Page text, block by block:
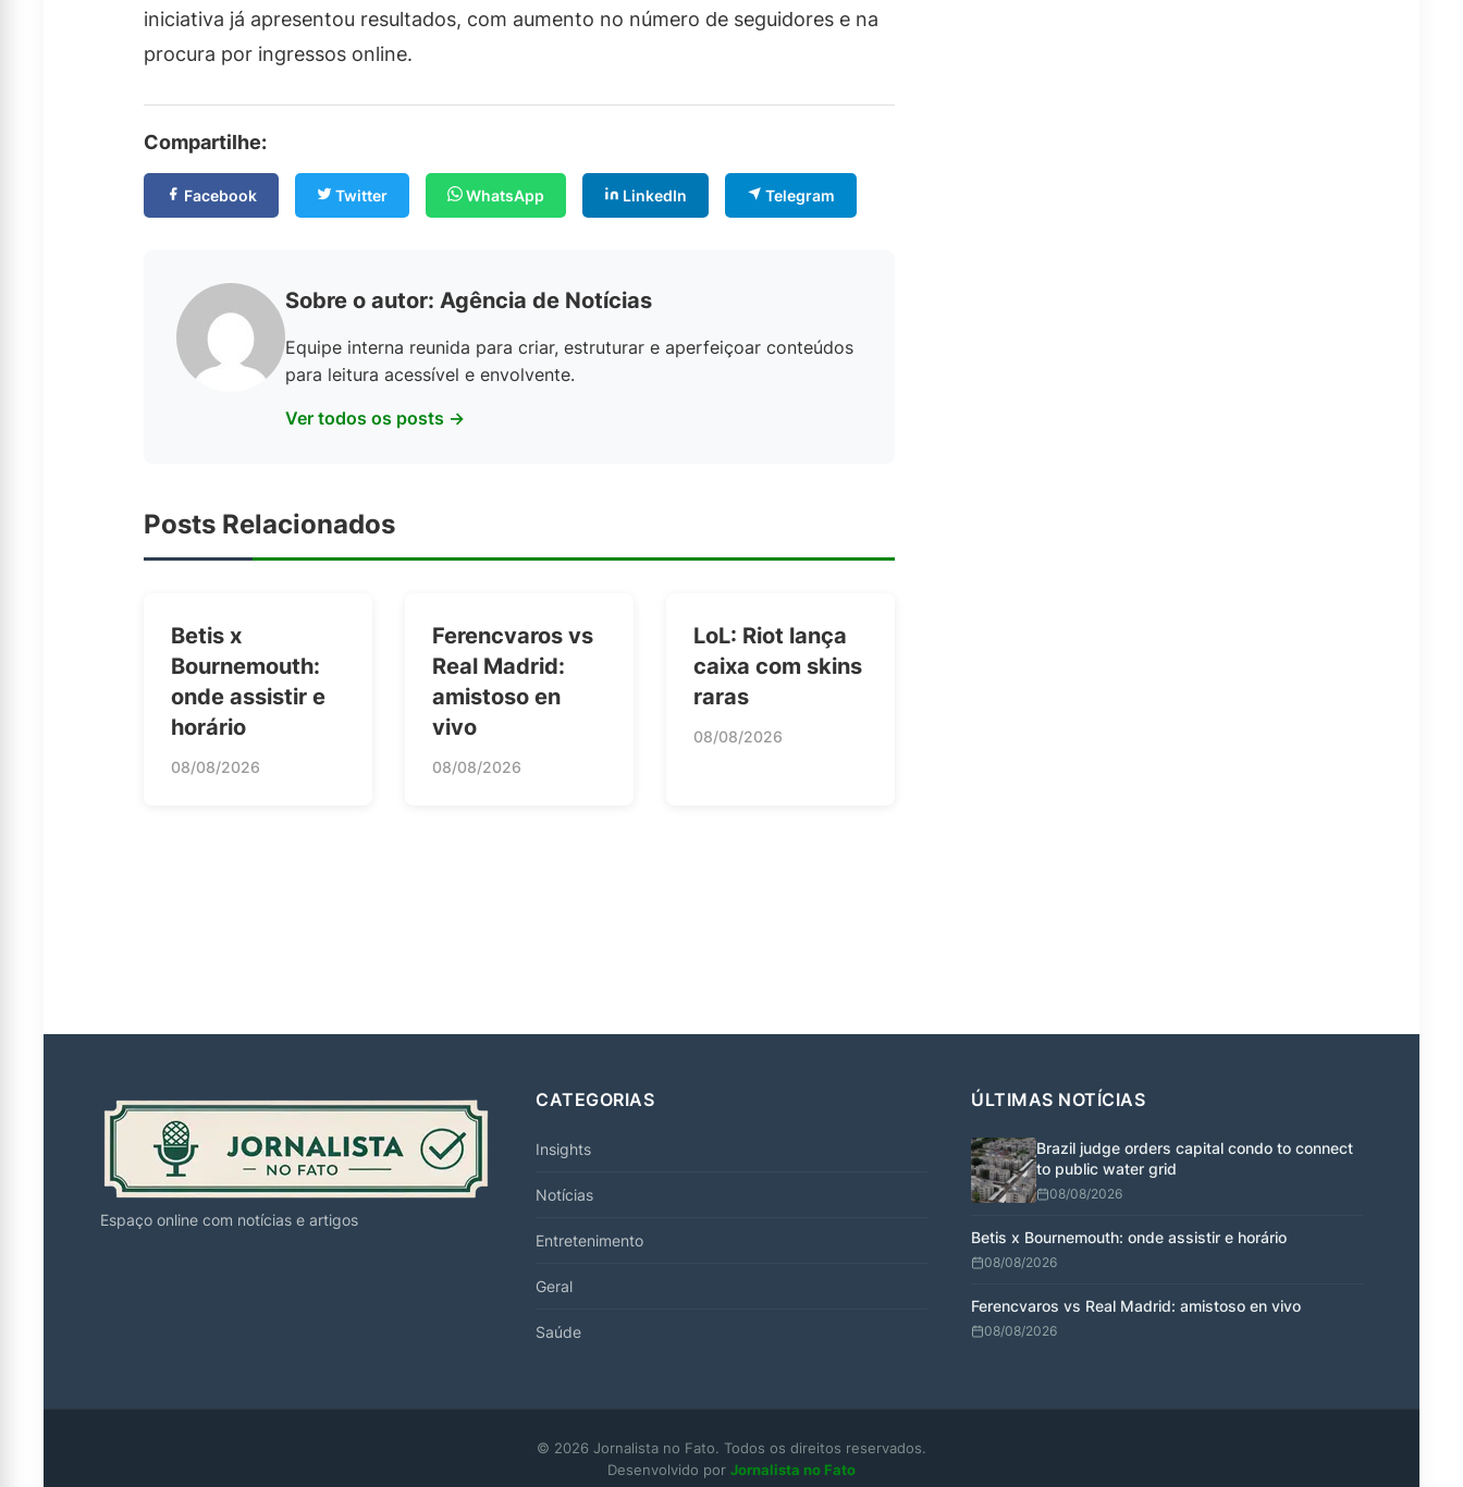
iniciativa já apresentou resultados, com aumento no número de seguidores e na
procura por ingressos online.
Compartilhe:
Facebook Twitter WhatsApp LinkedIn Telegram
Sobre o autor: Agência de Notícias
Equipe interna reunida para criar, estruturar e aperfeiçoar conteúdos
para leitura acessível e envolvente.
Ver todos os posts →
Posts Relacionados
Betis x
Bournemouth:
onde assistir e
horário
08/08/2026
Ferencvaros vs
Real Madrid:
amistoso en
vivo
08/08/2026
LoL: Riot lança
caixa com skins
raras
08/08/2026
Espaço online com notícias e artigos
CATEGORIAS
Insights
Notícias
Entretenimento
Geral
Saúde
ÚLTIMAS NOTÍCIAS
Brazil judge orders capital condo to connect
to public water grid
08/08/2026
Betis x Bournemouth: onde assistir e horário
08/08/2026
Ferencvaros vs Real Madrid: amistoso en vivo
08/08/2026
© 2026 Jornalista no Fato. Todos os direitos reservados.
Desenvolvido por Jornalista no Fato